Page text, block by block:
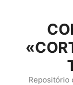
conteúdo
Repositório